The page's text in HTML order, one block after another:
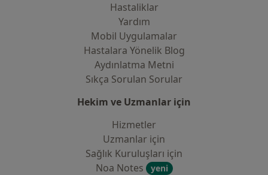
Hastaliklar
Yardım
Mobil Uygulamalar
Hastalara Yönelik Blog
Aydınlatma Metni
Sıkça Sorulan Sorular
Hekim ve Uzmanlar için
Hizmetler
Uzmanlar için
Sağlık Kuruluşları için
Noa Notes
yeni